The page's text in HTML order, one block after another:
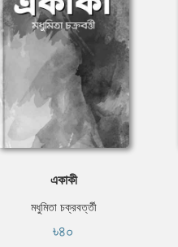
একাকী
মধুমিতা চক্রবর্ত্তী
৳৪০